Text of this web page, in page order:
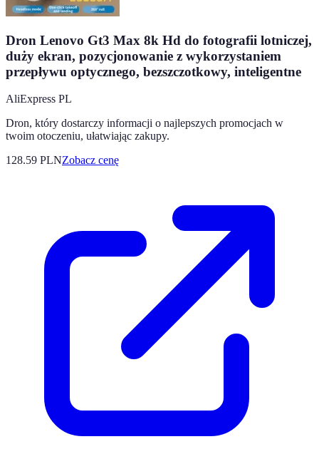
Dron Lenovo Gt3 Max 8k Hd do fotografii lotniczej,
duży ekran, pozycjonowanie z wykorzystaniem
przepływu optycznego, bezszczotkowy, inteligentne
AliExpress PL
Dron, który dostarczy informacji o najlepszych promocjach w
twoim otoczeniu, ułatwiając zakupy.
128.59 PLNZobacz cenę